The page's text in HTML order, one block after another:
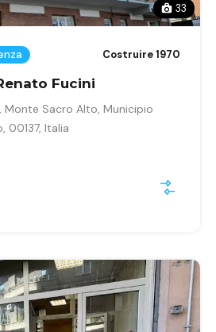
33
Costruire 1970
Fucini
Monte Sacro Alto, Municipio
00137, Italia